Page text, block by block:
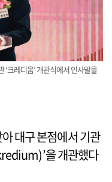
크레디움’ 개관식에서 인사말을
대구 본점에서 기관
을 개관했다